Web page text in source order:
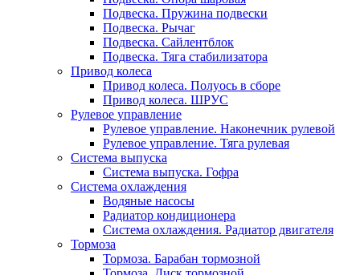
Подвеска. Пружина подвески
Подвеска. Рычаг
Подвеска. Сайлентблок
Подвеска. Тяга стабилизатора
Привод колеса
Привод колеса. Полуось в сборе
Привод колеса. ШРУС
Рулевое управление
Рулевое управление. Наконечник рулевой
Рулевое управление. Тяга рулевая
Система выпуска
Система выпуска. Гофра
Система охлаждения
Водяные насосы
Радиатор кондиционера
Система охлаждения. Радиатор двигателя
Тормоза
Тормоза. Барабан тормозной